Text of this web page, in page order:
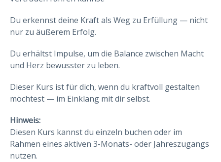
Du erkennst deine Kraft als Weg zu Erfüllung — nicht
nur zu äußerem Erfolg.
Du erhältst Impulse, um die Balance zwischen Macht
und Herz bewusster zu leben.
Dieser Kurs ist für dich, wenn du kraftvoll gestalten
möchtest — im Einklang mit dir selbst.
Hinweis:
Diesen Kurs kannst du einzeln buchen oder im
Rahmen eines aktiven 3-Monats- oder Jahreszugangs
nutzen.